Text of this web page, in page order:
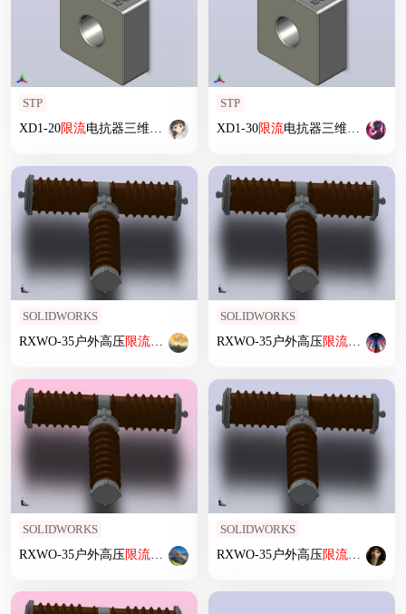
STP
XD1-20限流电抗器三维模型202012
STP
XD1-30限流电抗器三维模型202012
SOLIDWORKS
RXWO-35户外高压限流熔断器[RXW0-35／5]
SOLIDWORKS
RXWO-35户外高压限流熔断器
SOLIDWORKS
RXWO-35户外高压限流熔断器[RXW0-35／3]
SOLIDWORKS
RXWO-35户外高压限流熔断器